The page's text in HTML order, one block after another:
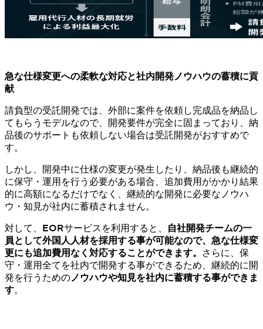
急な仕様変更への柔軟な対応と社内開発ノウハウの蓄積に貢
献
請負型の受託開発では、外部に案件を依頼し完成品を納品し
てもらうモデルなので、開発要件が完全に固まっており、納
品後のサポートも依頼しない場合は受託開発がおすすめで
す。
しかし、開発中に仕様の変更が発生したり、納品後も継続的
に保守・運用を行う必要がある場合、追加費用がかかり結果
的に高額になるだけでなく、継続的な開発に必要なノウハ
ウ・知見が社内に蓄積されません。
対して、EORサービスを利用すると、
自社開発チームの一
員として外国人人材を採用する事が可能なので、急な仕様変
更にも追加費用なく対応することができます。
さらに、保
守・運用全てを社内で開発する事ができるため、継続的に開
発を行うための ノウハウや知見を社内に蓄積する事ができま
す。